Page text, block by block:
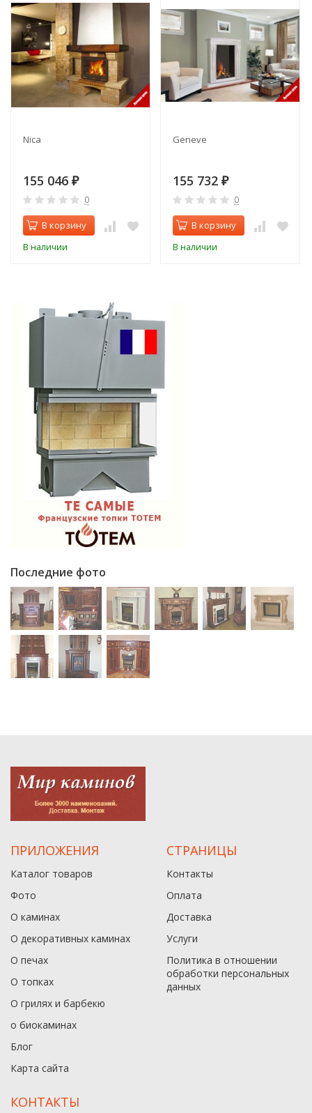
Nica
155 046 ₽
0
В корзину
В наличии
Geneve
155 732 ₽
0
В корзину
В наличии
Последние фото
ПРИЛОЖЕНИЯ
Каталог товаров
Фото
О каминах
О декоративных каминах
О печах
О топках
О грилях и барбекю
о биокаминах
Блог
Карта сайта
СТРАНИЦЫ
Контакты
Оплата
Доставка
Услуги
Политика в отношении
обработки персональных
данныx
КОНТАКТЫ